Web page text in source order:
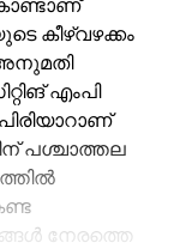
കീഴ്‌വഴക്കം
എംപി
പശ്ചാത്തല
നേരത്തെ